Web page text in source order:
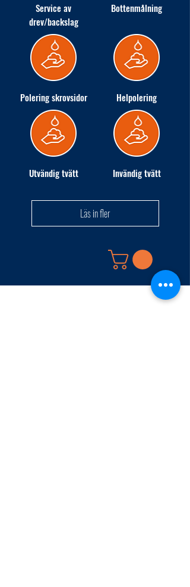
Service av
drev/backslag
Bottenmålning
Polering skrovsidor Helpolering
Utvändig tvätt Invändig tvätt
Läs in fler